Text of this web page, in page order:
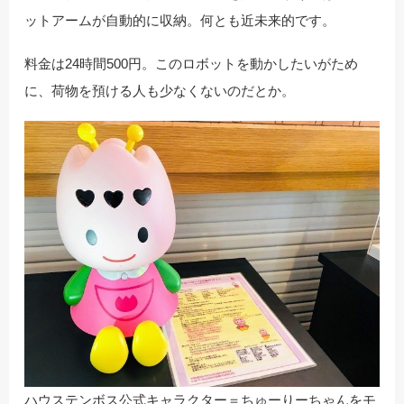
ットアームが自動的に収納。何とも近未来的です。
料金は24時間500円。このロボットを動かしたいがため
に、荷物を預ける人も少なくないのだとか。
ハウステンボス公式キャラクター＝ちゅーりーちゃんをモ